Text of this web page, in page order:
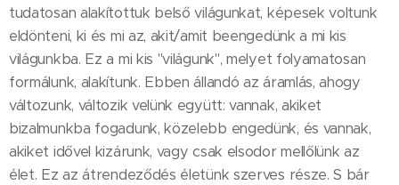
tudatosan alakítottuk belső világunkat, képesek voltunk
eldönteni, ki és mi az, akit/amit beengedünk a mi kis
világunkba. Ez a mi kis "világunk", melyet folyamatosan
formálunk, alakítunk. Ebben állandó az áramlás, ahogy
változunk, változik velünk együtt: vannak, akiket
bizalmunkba fogadunk, közelebb engedünk, és vannak,
akiket idővel kizárunk, vagy csak elsodor mellőlünk az
élet. Ez az átrendeződés életünk szerves része. S bár